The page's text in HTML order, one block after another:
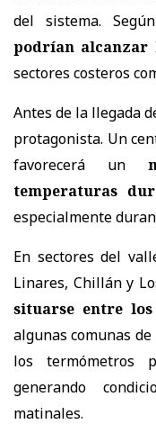
del sistema.
podrían alcanzar
sectores costeros
Antes de la llegada
protagonista. Un
favorecerá un
temperaturas
especialmente
En sectores del
Linares, Chillán y
situarse entre los
algunas comunas
los termómetros
generando
matinales.